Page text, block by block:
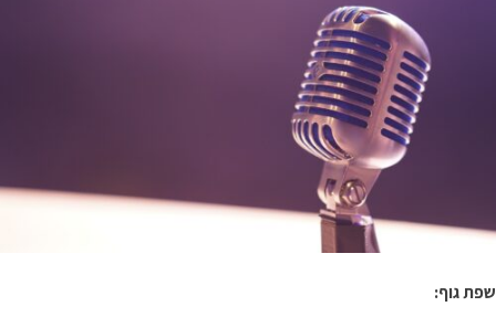
שפת גוף: